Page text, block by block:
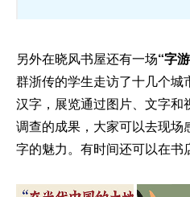
另外在晓风书屋还有一场“字
群浙传的学生走访了十几个城
汉字，展览通过图片、文字和
调查的成果，大家可以去现场
字的魅力。有时间还可以在书